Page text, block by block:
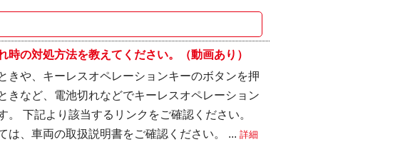
の対処方法を教えてください。（動画あり）
きや、キーレスオペレーションキーのボタンを押
きなど、電池切れなどでキーレスオペレーション
下記より該当するリンクをご確認ください。
は、車両の取扱説明書をご確認ください。 ... 詳細